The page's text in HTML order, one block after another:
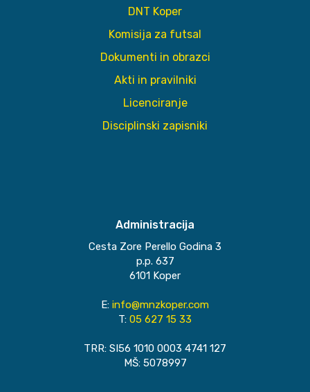
DNT Koper
Komisija za futsal
Dokumenti in obrazci
Akti in pravilniki
Licenciranje
Disciplinski zapisniki
Administracija
Cesta Zore Perello Godina 3
p.p. 637
6101 Koper
E: info@mnzkoper.com
T: 05 627 15 33
TRR: SI56 1010 0003 4741 127
MŠ: 5078997